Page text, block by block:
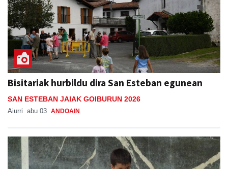
Bisitariak hurbildu dira San Esteban egunean
SAN ESTEBAN JAIAK GOIBURUN 2026
Aiurri abu 03 ANDOAIN